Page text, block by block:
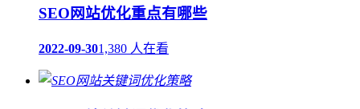
SEO网站优化重点有哪些
2022-09-301,380 人在看